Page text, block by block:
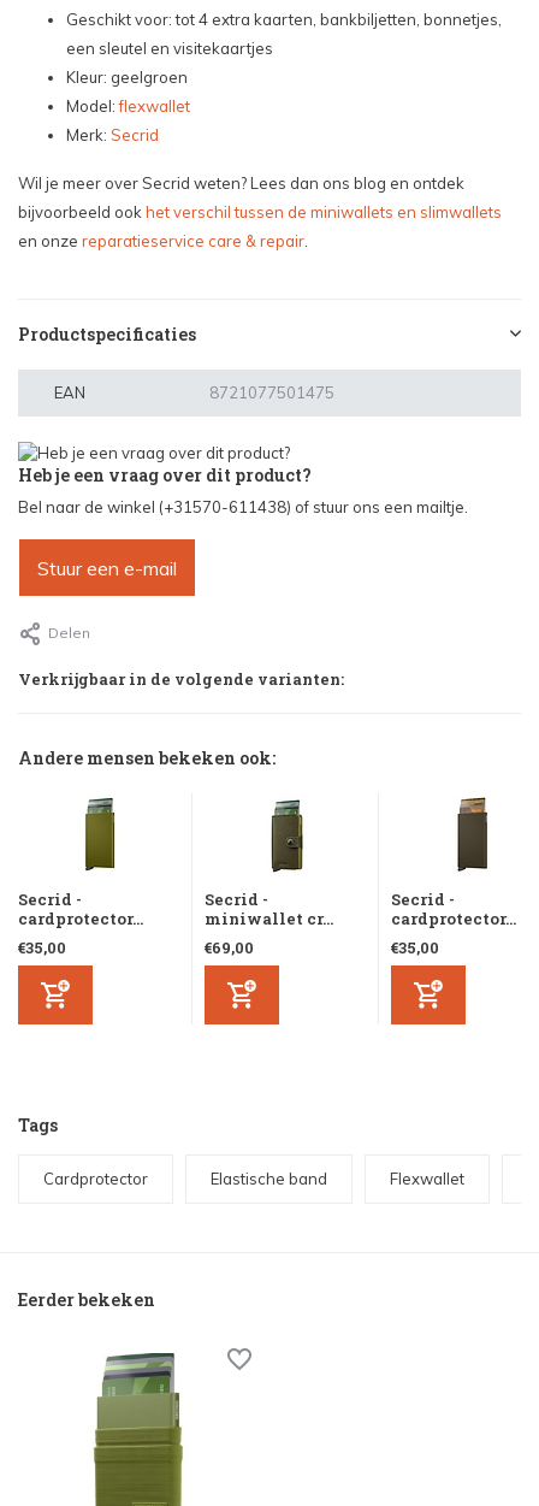
Geschikt voor: tot 4 extra kaarten, bankbiljetten, bonnetjes,
een sleutel en visitekaartjes
Kleur: geelgroen
Model:flexwallet
Merk: Secrid
Wil je meer over Secrid weten? Lees dan ons blog en ontdek
bijvoorbeeld ookhet verschil tussen de miniwallets en slimwallets
en onze reparatieservice care & repair.
Productspecificaties
EAN 8721077501475
Heb je een vraag over dit product?
Bel naar de winkel (+31570-611438) of stuur ons een mailtje.
Stuur een e-mail
Delen
Verkrijgbaar in de volgende varianten:
Andere mensen bekeken ook:
Secrid -
cardprotector...
€35,00
Secrid -
miniwallet cr...
€69,00
Secrid -
cardprotector...
€35,00
Tags
Cardprotector Elastische band Flexwallet
Eerder bekeken